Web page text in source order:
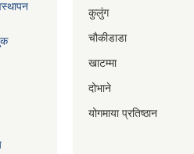
कुलुंग
चौकीडाडा
खाटम्मा
दोभाने
योगमाया प्रतिष्ठान